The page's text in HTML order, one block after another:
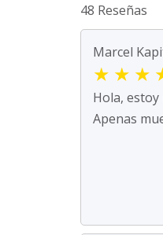
48 Reseñas
Marcel
★ ★ ★
Hola,
Apenas